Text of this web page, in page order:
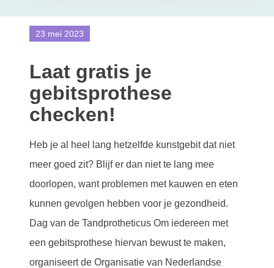
23 mei 2023
Laat gratis je
gebitsprothese
checken!
Heb je al heel lang hetzelfde kunstgebit dat niet
meer goed zit? Blijf er dan niet te lang mee
doorlopen, want problemen met kauwen en eten
kunnen gevolgen hebben voor je gezondheid.
Dag van de Tandprotheticus Om iedereen met
een gebitsprothese hiervan bewust te maken,
organiseert de Organisatie van Nederlandse